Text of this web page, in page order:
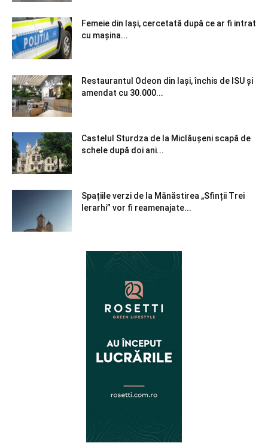
Femeie din Iași, cercetată după ce ar fi intrat
cu mașina...
Restaurantul Odeon din Iași, închis de ISU și
amendat cu 30.000...
Castelul Sturdza de la Miclăușeni scapă de
schele după doi ani...
Spațiile verzi de la Mănăstirea „Sfinții Trei
Ierarhi” vor fi reamenajate...